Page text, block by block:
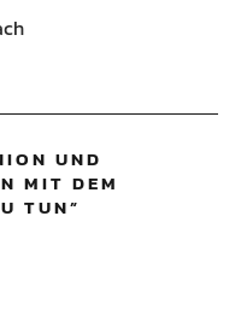
UND
MIT DEM
TUN”